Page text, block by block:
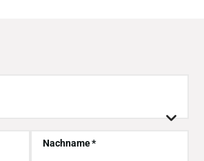

Nachname